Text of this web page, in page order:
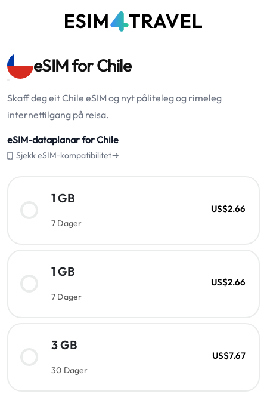
eSIM for Chile
Skaff deg eit Chile eSIM og nyt påliteleg og rimeleg
internettilgang på reisa.
eSIM-dataplanar for Chile
Sjekk eSIM-kompatibilitet→
1 GB
7 Dager
US$2.66
1 GB
7 Dager
US$2.66
3 GB
30 Dager
US$7.67